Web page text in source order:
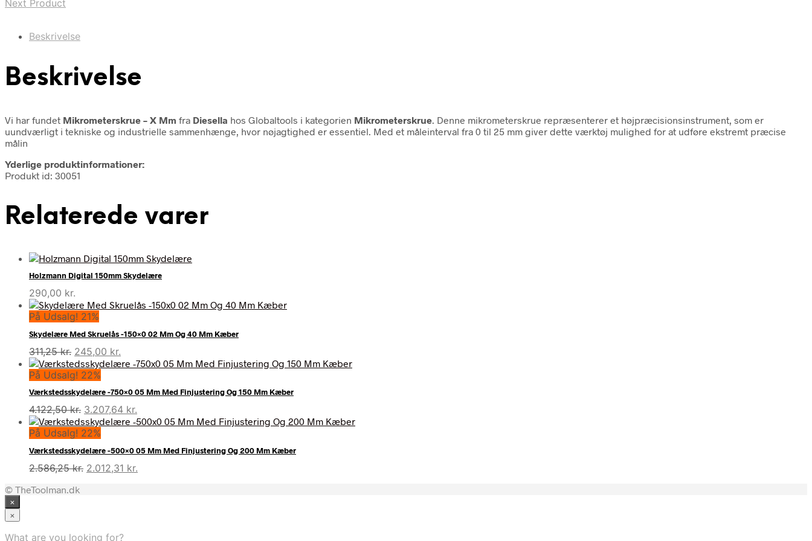
Next Product
Beskrivelse
Beskrivelse
Vi har fundet Mikrometerskrue – X Mm fra Diesella hos Globaltools i kategorien Mikrometerskrue . Denne mikrometerskrue repræsenterer et højpræcisionsinstrument, som er
uundværligt i tekniske og industrielle sammenhænge, hvor nøjagtighed er essentiel. Med et måleinterval fra 0 til 25 mm giver dette værktøj mulighed for at udføre ekstremt præcise
målin
Yderlige produktinformationer:
Produkt id: 30051
Relaterede varer
Holzmann Digital 150mm Skydelære
290,00 kr.
På Udsalg! 21%
Skydelære Med Skruelås -150×0 02 Mm Og 40 Mm Kæber
311,25kr. Den
oprindelige
pris
var:
311,25 kr..
245,00 kr.
aktuelle
er:
245,00 kr..
På Udsalg! 22%
Værkstedsskydelære -750×0 05 Mm Med Finjustering Og 150 Mm Kæber
4.122,50kr. Den
oprindelige
pris
var:
4.122,50 kr..
3.207,64 kr.
aktuelle
er:
3.207,64 kr..
På Udsalg! 22%
Værkstedsskydelære -500×0 05 Mm Med Finjustering Og 200 Mm Kæber
2.586,25kr. Den
2.012,31 kr.
© TheToolman.dk
×
×
What are you looking for?